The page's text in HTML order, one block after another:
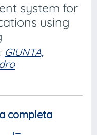
system for
using
GIUNTA,
completa